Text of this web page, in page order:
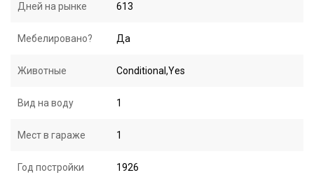
Дней на рынке 613
Мебелировано? Да
Животные Conditional,Yes
Вид на воду 1
Мест в гараже 1
Год постройки 1926